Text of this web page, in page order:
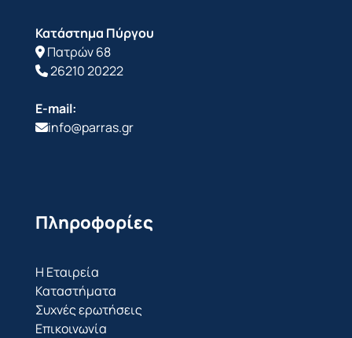
Κατάστημα Πύργου
Πατρών 68
26210 20222
E-mail:
info@parras.gr
Πληροφορίες
Η Εταιρεία
Καταστήματα
Συχνές ερωτήσεις
Επικοινωνία